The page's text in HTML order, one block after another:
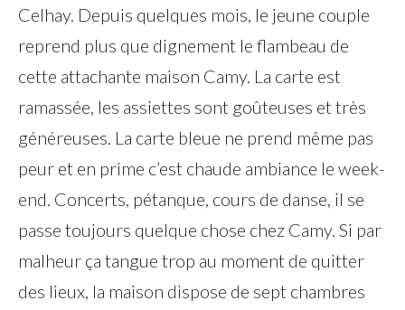
Celhay. Depuis quelques mois, le jeune couple
reprend plus que dignement le flambeau de
cette attachante maison Camy. La carte est
ramassée, les assiettes sont goûteuses et très
généreuses. La carte bleue ne prend même pas
peur et en prime c’est chaude ambiance le week-
end. Concerts, pétanque, cours de danse, il se
passe toujours quelque chose chez Camy. Si par
malheur ça tangue trop au moment de quitter
des lieux, la maison dispose de sept chambres